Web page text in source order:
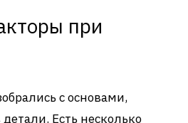
при
с основами,
Есть несколько